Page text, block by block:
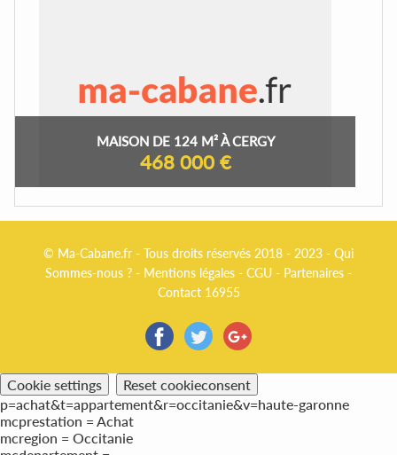
MAISON DE 124 M² À CERGY
468 000 €
© Ma-Cabane.fr - Tous droits réservés 2018 - 2023 - Qui
Sommes-nous ? - Mentions légales - CGU - Partenaires -
Contact 16955
Cookie settings
Reset cookieconsent
p=achat&t=appartement&r=occitanie&v=haute-garonne
mcprestation = Achat
mcregion = Occitanie